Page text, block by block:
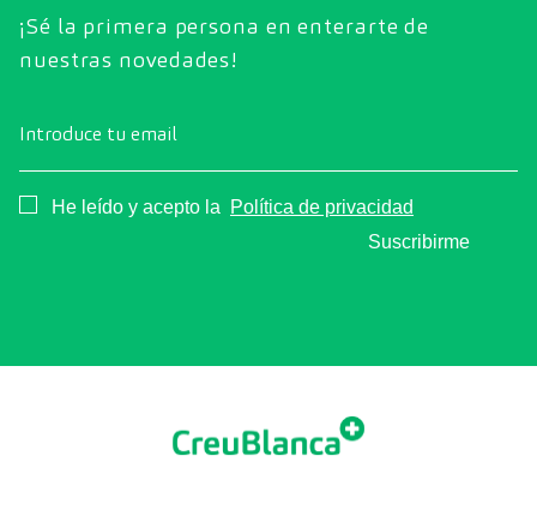
¡Sé la primera persona en enterarte de
nuestras novedades!
Introduce tu email
Consentimiento
He leído y acepto la
Política de privacidad
Suscribirme